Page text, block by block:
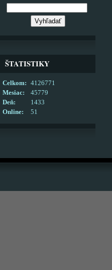
ŠTATISTIKY
Online: 51
Celkom:
4126771
Mesiac:
45779
Deň:
1433